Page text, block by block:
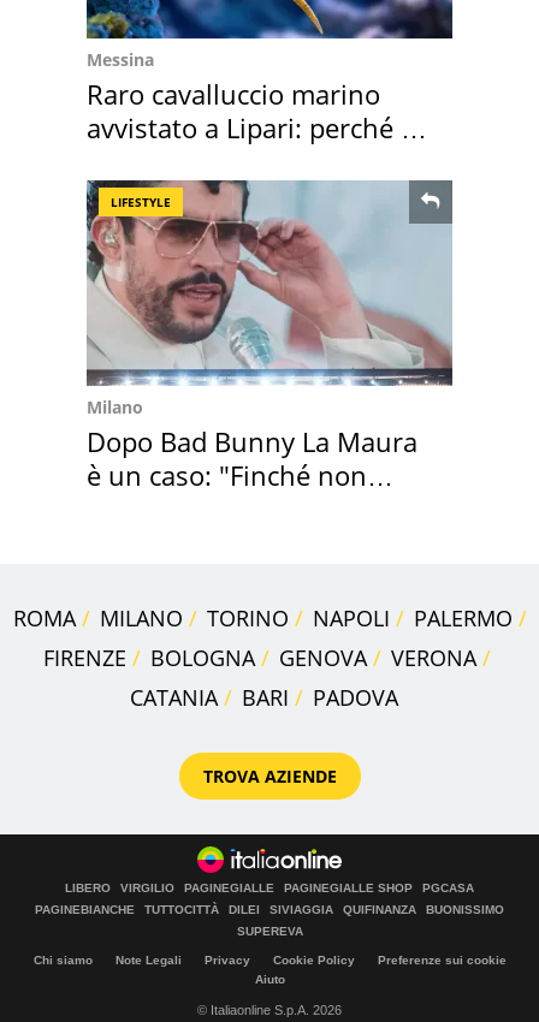
Messina
Raro cavalluccio marino
avvistato a Lipari: perché è
LIFESTYLE
Milano
Dopo Bad Bunny La Maura
è un caso: "Finché non
ROMA MILANO TORINO NAPOLI
PALERMO
FIRENZE
BOLOGNA GENOVA
VERONA
CATANIA
BARI PADOVA
TROVA AZIENDE
LIBERO VIRGILIO PAGINEGIALLE PAGINEGIALLE SHOP
PGCASA
PAGINEBIANCHE
TUTTOCITTÀ DILEI SIVIAGGIA QUIFINANZA
BUONISSIMO
SUPEREVA
Chi siamo Note Legali Privacy Cookie Policy
Preferenze sui cookie
Aiuto
© Italiaonline S.p.A. 2026